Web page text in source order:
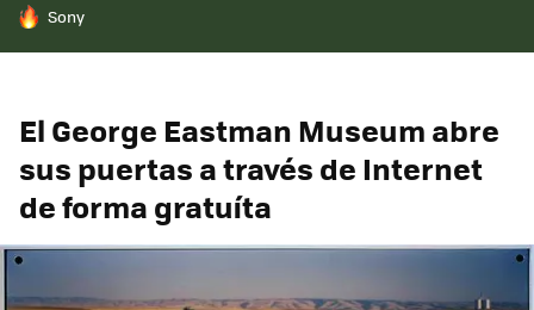
HOY SE HABLA DE
Sony
El George Eastman Museum abre
sus puertas a través de Internet
de forma gratuíta